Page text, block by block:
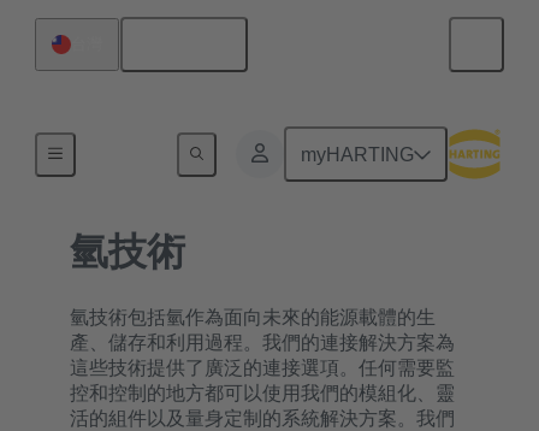
myHARTING
氫技術
氫技術包括氫作為面向未來的能源載體的生
產、儲存和利用過程。我們的連接解決方案為
這些技術提供了廣泛的連接選項。任何需要監
控和控制的地方都可以使用我們的模組化、靈
活的組件以及量身定制的系統解決方案。我們